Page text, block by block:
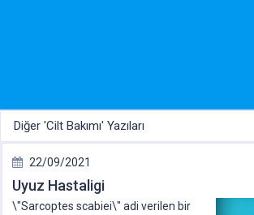
22/09/2021
Uyuz Hastaligi
\"Sarcoptes scabiei\" adi verilen bir